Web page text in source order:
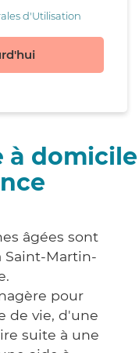
d'Utilisation
à domicile
âgées sont
Saint-Martin-
pour
de vie, d'une
suite à une